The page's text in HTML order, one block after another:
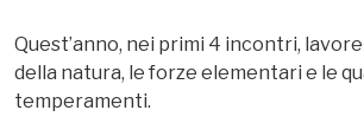
Quest’anno, nei primi 4 incontri,
della natura, le forze elementari e le
temperamenti.